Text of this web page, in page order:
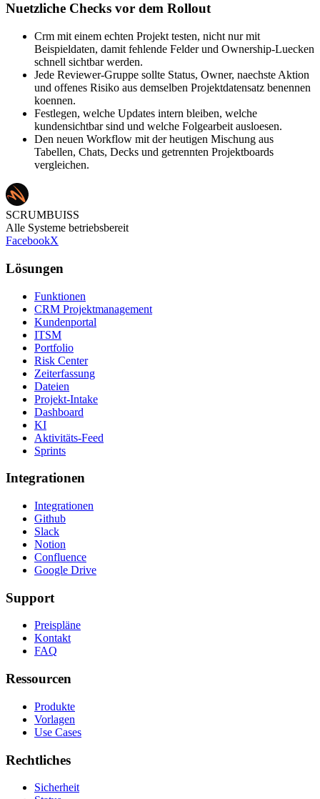
SCRUMBUISS
Alle Systeme betriebsbereit
FacebookX
Lösungen
Funktionen
CRM Projektmanagement
Kundenportal
ITSM
Portfolio
Risk Center
Zeiterfassung
Dateien
Projekt-Intake
Dashboard
KI
Aktivitäts-Feed
Sprints
Integrationen
Integrationen
Github
Slack
Notion
Confluence
Google Drive
Support
Preispläne
Kontakt
FAQ
Ressourcen
Produkte
Vorlagen
Use Cases
Rechtliches
Sicherheit
Nuetzliche Checks vor dem Rollout
Crm mit einem echten Projekt testen, nicht nur mit
Beispieldaten, damit fehlende Felder und Ownership-Luecken
schnell sichtbar werden.
Jede Reviewer-Gruppe sollte Status, Owner, naechste Aktion
und offenes Risiko aus demselben Projektdatensatz benennen
koennen.
Festlegen, welche Updates intern bleiben, welche
kundensichtbar sind und welche Folgearbeit ausloesen.
Den neuen Workflow mit der heutigen Mischung aus
Tabellen, Chats, Decks und getrennten Projektboards
vergleichen.